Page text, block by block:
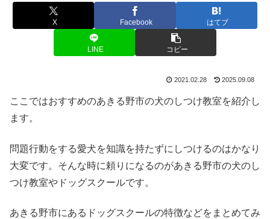
X Facebook はてブ
LINE コピー
2021.02.28 2025.09.08
ここではおすすめのあきる野市の犬のしつけ教室を紹介し
ます。
問題行動をする愛犬を知識を持たずにしつけるのはかなり
大変です。そんな時に頼りになるのがあきる野市の犬のし
つけ教室やドッグスクールです。
あきる野市にあるドッグスクールの特徴などをまとめてみ